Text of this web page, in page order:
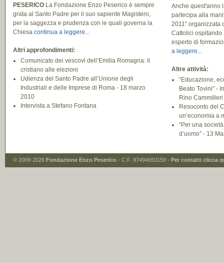
PESERICO La Fondazione Enzo Peserico è sempre
grata al Santo Padre per il suo sapiente Magistero,
per la saggezza e prudenza con le quali governa la
Chiesa continua a leggere...
Altri approfondimenti:
Comunicato dei vescovi dell’Emilia Romagna: il
cristiano alle elezioni
Udienza del Santo Padre all’Unione degli
Industriali e delle Imprese di Roma - 18 marzo
2010
Intervista a Stefano Fontana
Anche quest'anno
partecipa alla
2011" organizzata
Cattolici ospitando
esperto di
a leggere...
Altre attività:
“Educazione,
Beato Tovini” -
Rino Cammilleri
Resoconto del
un’economia a
“Per una
d’uomo” - 13
© 2009-2026 Fondazione Enzo Peserico - C.F. 97494650159 - Per contatti clicca